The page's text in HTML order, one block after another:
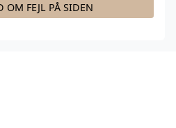
OM FEJL PÅ SIDEN